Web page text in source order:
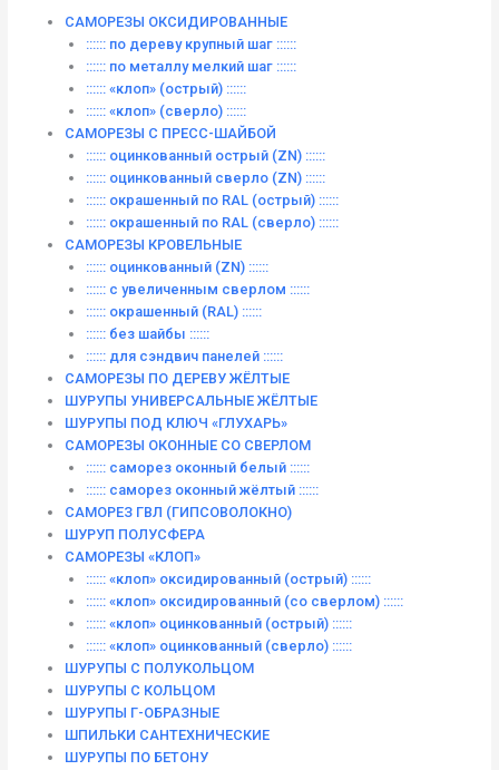
САМОРЕЗЫ ОКСИДИРОВАННЫЕ
:::::: по дереву крупный шаг ::::::
:::::: по металлу мелкий шаг ::::::
:::::: «клоп» (острый) ::::::
:::::: «клоп» (сверло) ::::::
САМОРЕЗЫ С ПРЕСС-ШАЙБОЙ
:::::: оцинкованный острый (ZN) ::::::
:::::: оцинкованный сверло (ZN) ::::::
:::::: окрашенный по RAL (острый) ::::::
:::::: окрашенный по RAL (сверло) ::::::
САМОРЕЗЫ КРОВЕЛЬНЫЕ
:::::: оцинкованный (ZN) ::::::
:::::: с увеличенным сверлом ::::::
:::::: окрашенный (RAL) ::::::
:::::: без шайбы ::::::
:::::: для сэндвич панелей ::::::
САМОРЕЗЫ ПО ДЕРЕВУ ЖЁЛТЫЕ
ШУРУПЫ УНИВЕРСАЛЬНЫЕ ЖЁЛТЫЕ
ШУРУПЫ ПОД КЛЮЧ «ГЛУХАРЬ»
САМОРЕЗЫ ОКОННЫЕ СО СВЕРЛОМ
:::::: саморез оконный белый ::::::
:::::: саморез оконный жёлтый ::::::
САМОРЕЗ ГВЛ (ГИПСОВОЛОКНО)
ШУРУП ПОЛУСФЕРА
САМОРЕЗЫ «КЛОП»
:::::: «клоп» оксидированный (острый) ::::::
:::::: «клоп» оксидированный (со сверлом) ::::::
:::::: «клоп» оцинкованный (острый) ::::::
:::::: «клоп» оцинкованный (сверло) ::::::
ШУРУПЫ С ПОЛУКОЛЬЦОМ
ШУРУПЫ С КОЛЬЦОМ
ШУРУПЫ Г-ОБРАЗНЫЕ
ШПИЛЬКИ САНТЕХНИЧЕСКИЕ
ШУРУПЫ ПО БЕТОНУ